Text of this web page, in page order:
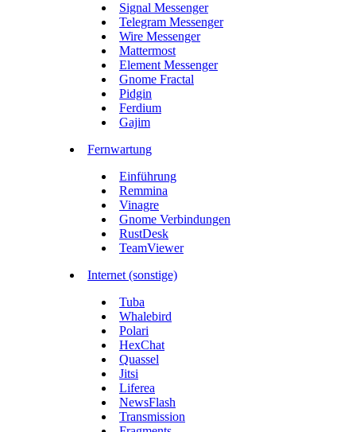
Signal Messenger
Telegram Messenger
Wire Messenger
Mattermost
Element Messenger
Gnome Fractal
Pidgin
Ferdium
Gajim
Fernwartung
Einführung
Remmina
Vinagre
Gnome Verbindungen
RustDesk
TeamViewer
Internet (sonstige)
Tuba
Whalebird
Polari
HexChat
Quassel
Jitsi
Liferea
NewsFlash
Transmission